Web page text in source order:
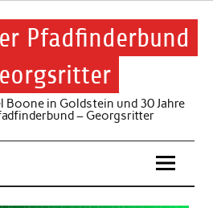
Pfadfinderbund
Boone in Goldstein und 30 Jahre
– Georgsritter